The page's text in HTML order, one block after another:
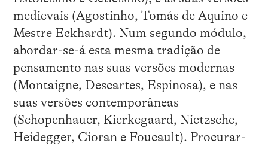
medievais (Agostinho, Tomás de Aquino e
Mestre Eckhardt). Num segundo módulo,
abordar-se-á esta mesma tradição de
pensamento nas suas versões modernas
(Montaigne, Descartes, Espinosa), e nas
suas versões contemporâneas
(Schopenhauer, Kierkegaard, Nietzsche,
Heidegger, Cioran e Foucault). Procurar-